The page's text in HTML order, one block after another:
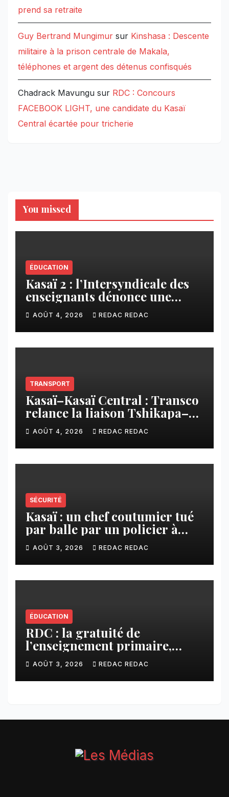
prend sa retraite
Guy Bertrand Mungimur sur Kinshasa : Descente
militaire à la prison centrale de Makala,
téléphones et argent des détenus confisqués
Chadrack Mavungu sur RDC : Concours
FACEBOOK LIGHT, une candidate du Kasaï
Central écartée pour tricherie
You missed
ÉDUCATION
Kasaï 2 : l’Intersyndicale des
enseignants dénonce une
contribution financière
imposée aux écoles de la
CNCA
AOÛT 4, 2026 REDAC REDAC
TRANSPORT
Kasaï–Kasaï Central : Transco
relance la liaison Tshikapa–
Tshiamu pour faciliter les
échanges
AOÛT 4, 2026 REDAC REDAC
SÉCURITÉ
Kasaï : un chef coutumier tué
par balle par un policier à
Kamuesha, la tension monte
AOÛT 3, 2026 REDAC REDAC
ÉDUCATION
RDC : la gratuité de
l’enseignement primaire,
vision phare du Président
Félix Tshisekedi réaffirmée
par une circulaire du
AOÛT 3, 2026 REDAC REDAC